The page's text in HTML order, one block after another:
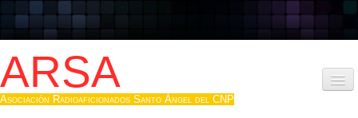
ARSA
Asociación Radioaficionados Santo Ángel del CNP